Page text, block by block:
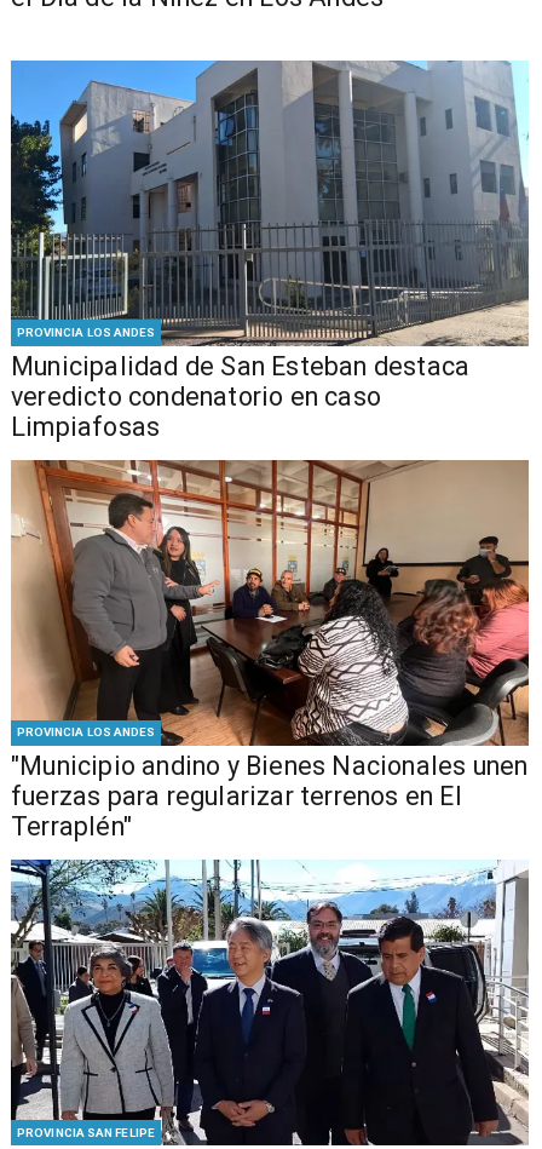
PROVINCIA LOS ANDES
Municipalidad de San Esteban destaca
veredicto condenatorio en caso
Limpiafosas
PROVINCIA LOS ANDES
"Municipio andino y Bienes Nacionales unen
fuerzas para regularizar terrenos en El
Terraplén"
PROVINCIA SAN FELIPE